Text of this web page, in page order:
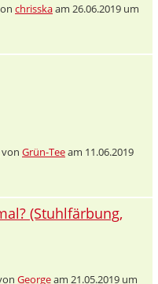
chrisskaam 26.06.2019 um
Grün-Teeam 11.06.2019
(Stuhlfärbung,
Georgeam 21.05.2019 um